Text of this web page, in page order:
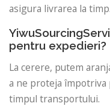
asigura livrarea la timp.
pentru expedieri?
La cerere, putem
a ne proteja
timpul transportului.